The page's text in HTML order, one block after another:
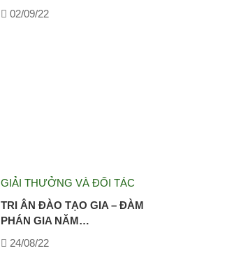
02/09/22
GIẢI THƯỞNG VÀ ĐỐI TÁC
TRI ÂN ĐÀO TẠO GIA – ĐÀM
PHÁN GIA NĂM…
24/08/22